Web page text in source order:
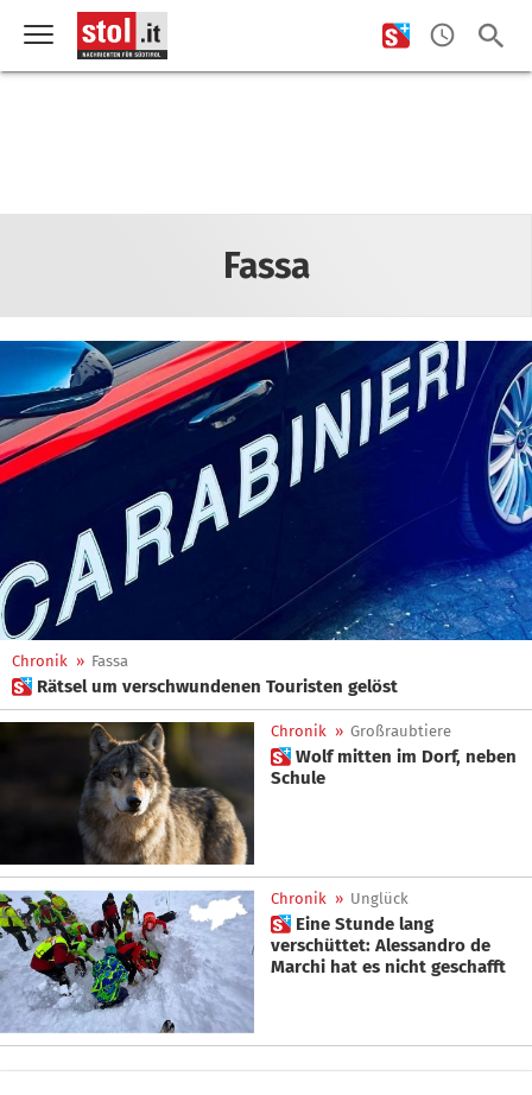
Fassa
Chronik » Fassa
 Rätsel um verschwundenen Touristen gelöst
Chronik » Großraubtiere
 Wolf mitten im Dorf, neben
Schule
Chronik » Unglück
 Eine Stunde lang
verschüttet: Alessandro de
Marchi hat es nicht geschafft